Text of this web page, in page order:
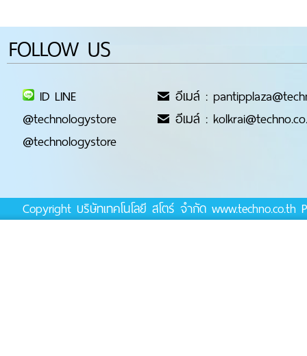
FOLLOW US
ID LINE
@technologystore
@technologystore
อีเมล์ :
อีเมล์ :
Copyright บริษัทเทคโนโลยี สโตร์ จำกัด